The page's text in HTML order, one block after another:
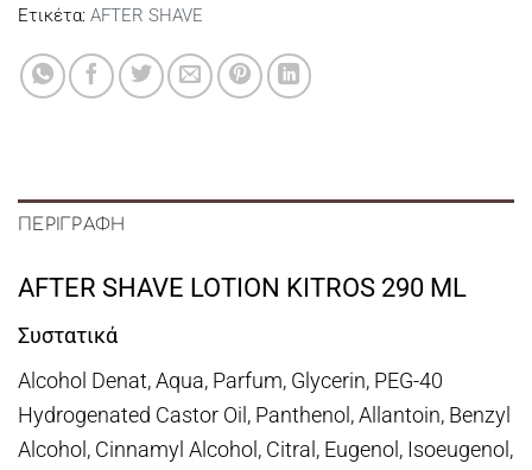
Ετικέτα: AFTER SHAVE
ΠΕΡΙΓΡΑΦΉ
AFTER SHAVE LOTION KITROS 290 ML
Συστατικά
Alcohol Denat, Aqua, Parfum, Glycerin, PEG-40
Hydrogenated Castor Oil, Panthenol, Allantoin, Benzyl
Alcohol, Cinnamyl Alcohol, Citral, Eugenol, Isoeugenol,